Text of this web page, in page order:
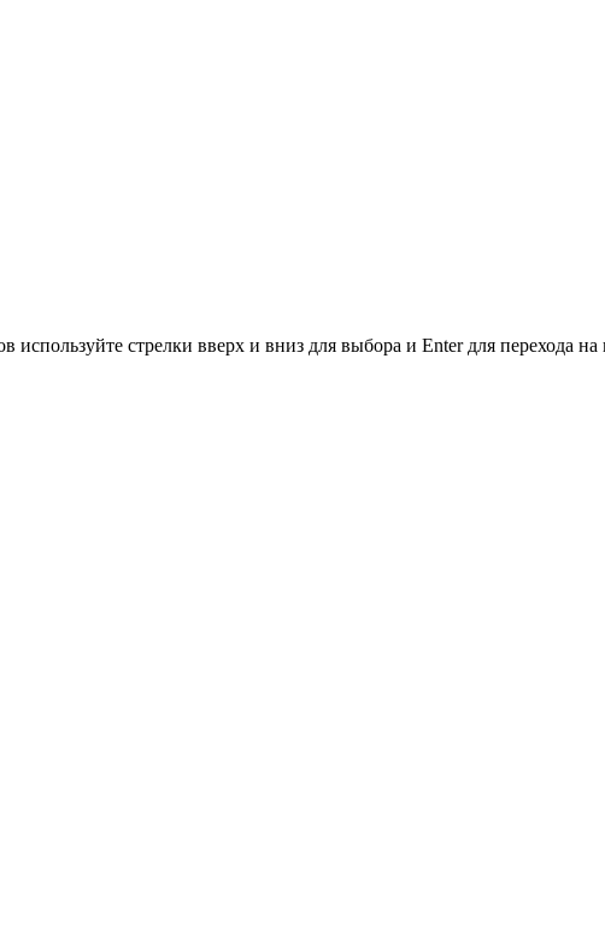
используйте стрелки вверх и вниз для выбора и Enter для перехода